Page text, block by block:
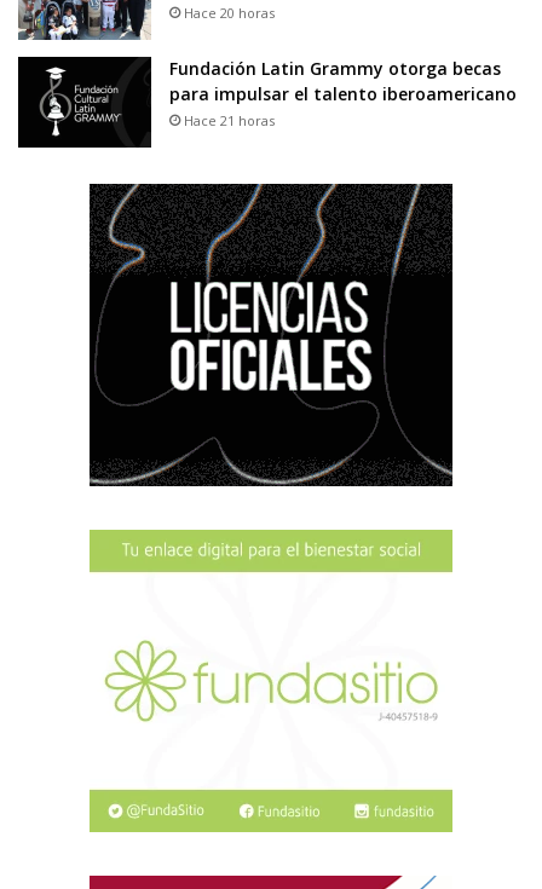
Hace 20 horas
Fundación Latin Grammy otorga becas
para impulsar el talento iberoamericano
Hace 21 horas